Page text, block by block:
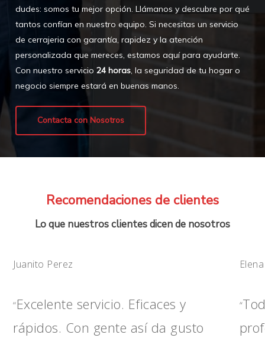
dudes: somos tu mejor opción. Llámanos y descubre por qué
tantos confían en nuestro equipo. Si necesitas un servicio
de cerrajeria con garantía, rapidez y la atención
personalizada que mereces, estamos aquí para ayudarte.
Con nuestro servicio 24 horas, la seguridad de tu hogar o
negocio siempre estará en buenas manos.
Contacta con Nosotros
Recomendaciones de clientes
Lo que nuestros clientes dicen de nosotros
Juanito Perez
“Excelente servicio. Eficaces y
rápidos. Con gente así da gusto
“